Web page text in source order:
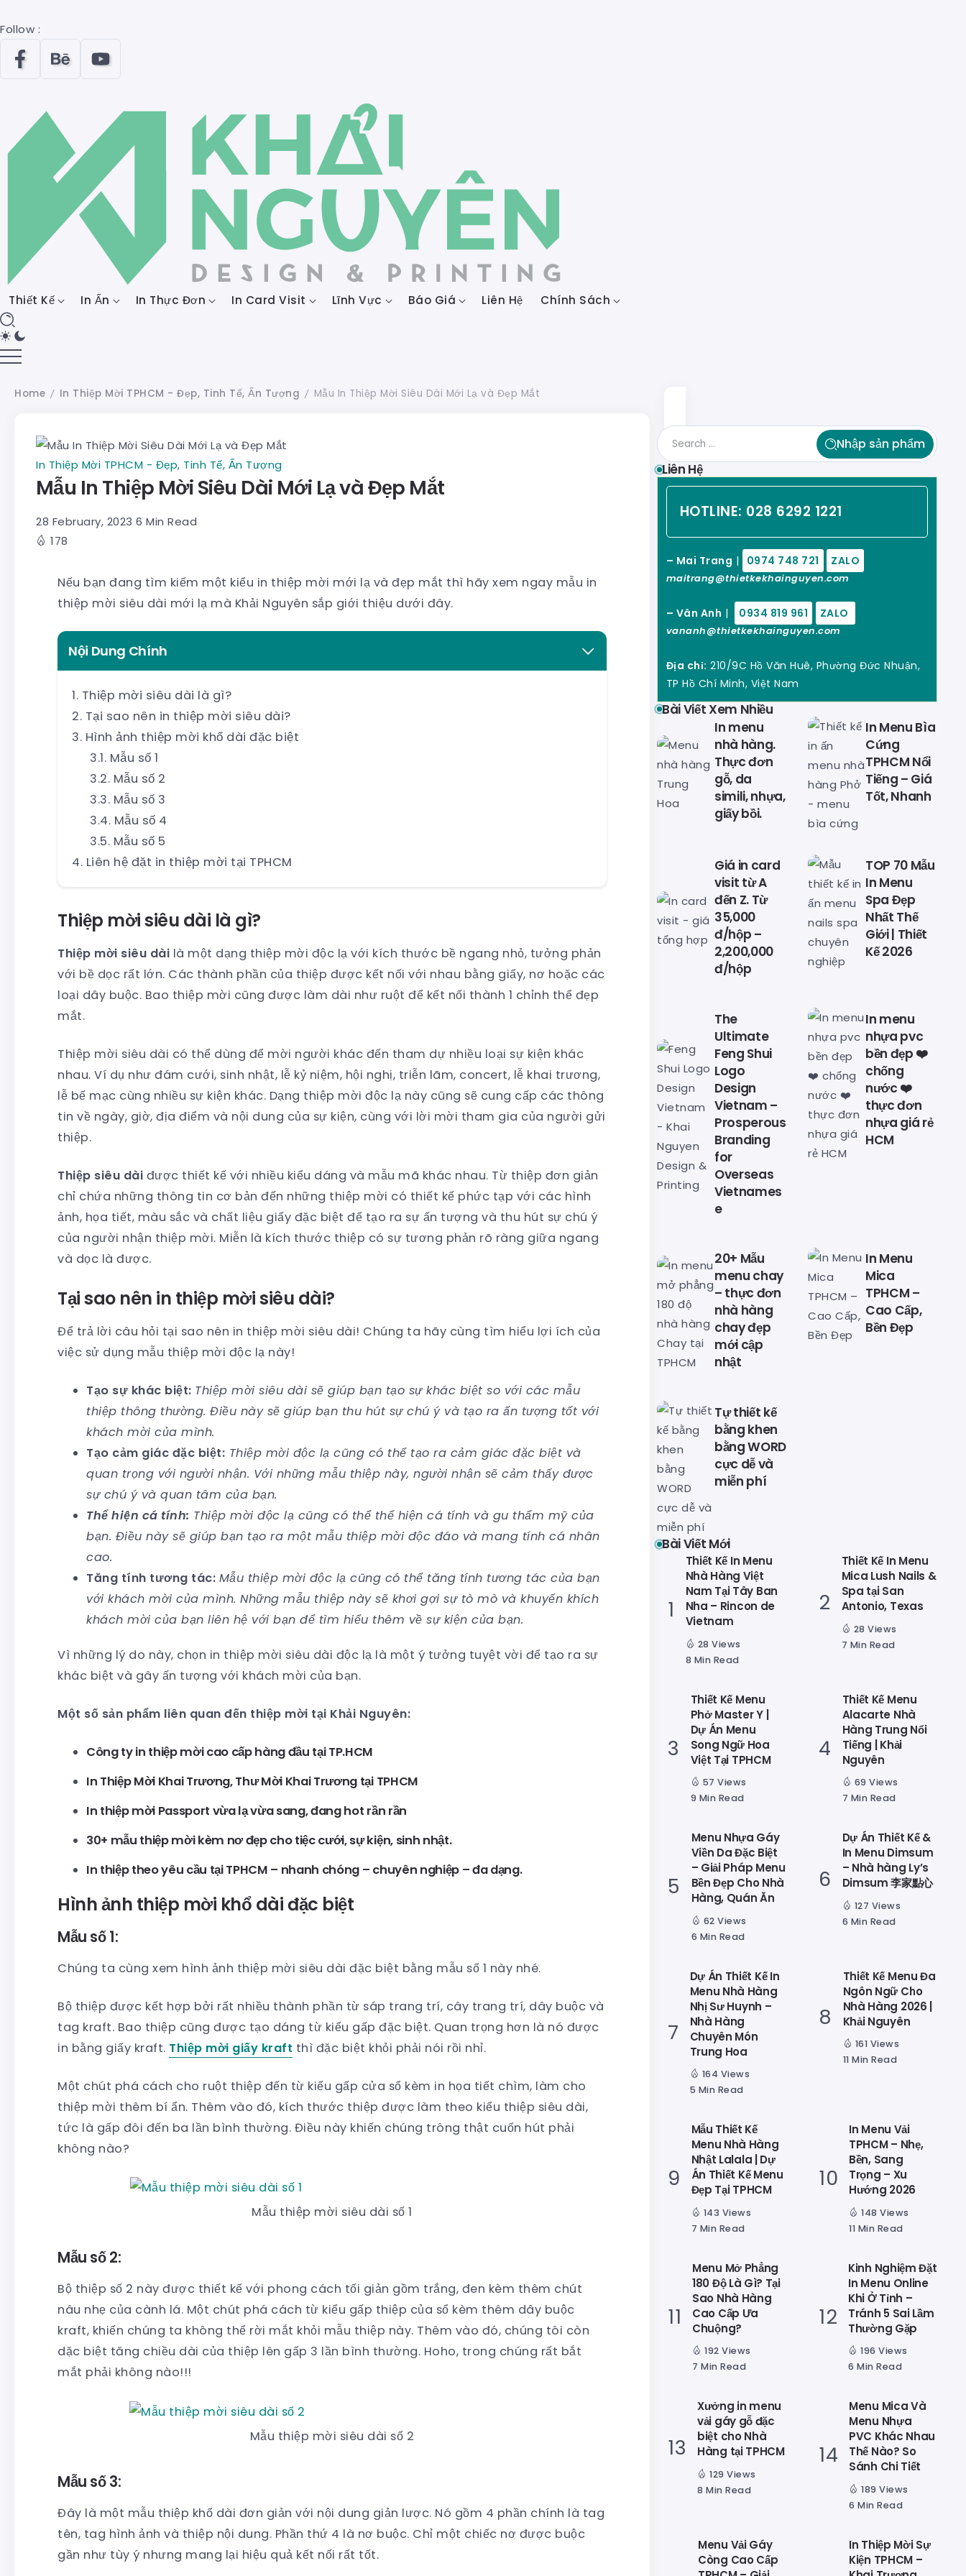
Follow :
Thiết Kế In Ấn In Thực Đơn In Card Visit Lĩnh Vực Báo Giá Liên Hệ Chính Sách
Home / In Thiệp Mời TPHCM - Đẹp, Tinh Tế, Ấn Tượng / Mẫu In Thiệp Mời Siêu Dài Mới Lạ và Đẹp Mắt
In Thiệp Mời TPHCM - Đẹp, Tinh Tế, Ấn Tượng
Mẫu In Thiệp Mời Siêu Dài Mới Lạ và Đẹp Mắt
28 February, 2023 6 Min Read
178
Nếu bạn đang tìm kiếm một kiểu in thiệp mời mới lạ và đẹp mắt thì hãy xem ngay mẫu in
thiệp mời siêu dài mới lạ mà Khải Nguyên sắp giới thiệu dưới đây.
Nội Dung Chính
Thiệp mời siêu dài là gì?
Tại sao nên in thiệp mời siêu dài?
Hình ảnh thiệp mời khổ dài đặc biệt
Mẫu số 1
Mẫu số 2
Mẫu số 3
Mẫu số 4
Mẫu số 5
Liên hệ đặt in thiệp mời tại TPHCM
Thiệp mời siêu dài là gì?
Thiệp mời siêu dài là một dạng thiệp mời độc lạ với kích thước bề ngang nhỏ, tưởng phản
với bề dọc rất lớn. Các thành phần của thiệp được kết nối với nhau bằng giấy, nơ hoặc các
loại dây buộc. Bao thiệp mời cũng được làm dài như ruột để kết nối thành 1 chỉnh thể đẹp
mắt.
Thiệp mời siêu dài có thể dùng để mời người khác đến tham dự nhiều loại sự kiện khác
nhau. Ví dụ như đám cưới, sinh nhật, lễ kỷ niệm, hội nghị, triễn lãm, concert, lễ khai trương,
lễ bế mạc cùng nhiều sự kiện khác. Dạng thiệp mời độc lạ này cũng sẽ cung cấp các thông
tin về ngày, giờ, địa điểm và nội dung của sự kiện, cùng với lời mời tham gia của người gửi
thiệp.
Thiệp siêu dài được thiết kế với nhiều kiểu dáng và mẫu mã khác nhau. Từ thiệp đơn giản
chỉ chứa những thông tin cơ bản đến những thiệp mời có thiết kế phức tạp với các hình
ảnh, họa tiết, màu sắc và chất liệu giấy đặc biệt để tạo ra sự ấn tượng và thu hút sự chú ý
của người nhận thiệp mời. Miễn là kích thước thiệp có sự tương phản rõ ràng giữa ngang
và dọc là được.
Tại sao nên in thiệp mời siêu dài?
Để trả lời câu hỏi tại sao nên in thiệp mời siêu dài! Chúng ta hãy cùng tìm hiểu lợi ích của
việc sử dụng mẫu thiệp mời độc lạ này!
Tạo sự khác biệt: Thiệp mời siêu dài sẽ giúp bạn tạo sự khác biệt so với các mẫu
thiệp thông thường. Điều này sẽ giúp bạn thu hút sự chú ý và tạo ra ấn tượng tốt với
khách mời của mình.
Tạo cảm giác đặc biệt: Thiệp mời độc lạ cũng có thể tạo ra cảm giác đặc biệt và
quan trọng với người nhận. Với những mẫu thiệp này, người nhận sẽ cảm thấy được
sự chú ý và quan tâm của bạn.
Thể hiện cá tính: Thiệp mời độc lạ cũng có thể thể hiện cá tính và gu thẩm mỹ của
bạn. Điều này sẽ giúp bạn tạo ra một mẫu thiệp mời độc đáo và mang tính cá nhân
cao.
Tăng tính tương tác: Mẫu thiệp mời độc lạ cũng có thể tăng tính tương tác của bạn
với khách mời của mình. Những mẫu thiệp này sẽ khơi gợi sự tò mò và khuyến khích
khách mời của bạn liên hệ với bạn để tìm hiểu thêm về sự kiện của bạn.
Vì những lý do này, chọn in thiệp mời siêu dài độc lạ là một ý tưởng tuyệt vời để tạo ra sự
khác biệt và gây ấn tượng với khách mời của bạn.
Một số sản phẩm liên quan đến thiệp mời tại Khải Nguyên:
Công ty in thiệp mời cao cấp hàng đầu tại TP.HCM
In Thiệp Mời Khai Trương, Thư Mời Khai Trương tại TPHCM
In thiệp mời Passport vừa lạ vừa sang, đang hot rần rần
30+ mẫu thiệp mời kèm nơ đẹp cho tiệc cưới, sự kiện, sinh nhật.
In thiệp theo yêu cầu tại TPHCM – nhanh chóng – chuyên nghiệp – đa dạng.
Hình ảnh thiệp mời khổ dài đặc biệt
Mẫu số 1:
Chúng ta cùng xem hình ảnh thiệp mời siêu dài đặc biệt bằng mẫu số 1 này nhé.
Bộ thiệp được kết hợp bởi rất nhiều thành phần từ sáp trang trí, cây trang trí, dây buộc và
tag kraft. Bao thiệp cũng được tạo dáng từ kiểu gấp đặc biệt. Quan trọng hơn là nó được
in bằng giấy kraft. Thiệp mời giấy kraft thì đặc biệt khỏi phải nói rồi nhỉ.
Một chút phá cách cho ruột thiệp đến từ kiểu gấp cửa sổ kèm in họa tiết chìm, làm cho
thiệp mời thêm bí ẩn. Thêm vào đó, kích thước thiệp được làm theo kiểu thiệp siêu dài,
tức là gấp đôi đến ba lần bình thường. Điều này khiến chúng trông thật cuốn hút phải
không nào?
Mẫu thiệp mời siêu dài số 1
Mẫu số 2:
Bộ thiệp số 2 này được thiết kế với phong cách tối giản gồm trắng, đen kèm thêm chút
nâu nhẹ của cành lá. Một chút phá cách từ kiểu gấp thiệp của sổ kèm thêm dây buộc
kraft, khiến chúng ta không thể rời mắt khỏi mẫu thiệp này. Thêm vào đó, chúng tôi còn
dặc biệt tăng chiều dài của thiệp lên gấp 3 lần bình thường. Hoho, trong chúng rất bắt
mắt phải không nào!!!
Mẫu thiệp mời siêu dài số 2
Mẫu số 3:
Đây là một mẫu thiệp khổ dài đơn giản với nội dung giản lược. Nó gồm 4 phần chính là tag
tên, tag hình ảnh và thiệp nội dung. Phần thứ 4 là nơ buộc. Chỉ một chiếc nơ được buộc
gần như tùy ý nhưng mang lại hiệu quả kết nối rất tốt.
Nhập sản phẩm
Liên Hệ
HOTLINE: 028 6292 1221
– Mai Trang | 0974 748 721 ZALO
maitrang@thietkekhainguyen.com
– Vân Anh | 0934 819 961 ZALO
vananh@thietkekhainguyen.com
Địa chỉ: 210/9C Hồ Văn Huê, Phường Đức Nhuận,
TP Hồ Chí Minh, Việt Nam
Bài Viết Xem Nhiều
In menu
nhà hàng.
Thực đơn
gỗ, da
simili, nhựa,
giấy bồi.
In Menu Bìa
Cứng
TPHCM Nổi
Tiếng – Giá
Tốt, Nhanh
Giá in card
visit từ A
đến Z. Từ
35,000
đ/hộp –
2,200,000
đ/hộp
TOP 70 Mẫu
In Menu
Spa Đẹp
Nhất Thế
Giới | Thiết
Kế 2026
The
Ultimate
Feng Shui
Logo
Design
Vietnam –
Prosperous
Branding
for
Overseas
Vietnames
e
In menu
nhựa pvc
bền đẹp ❤️
chống
nước ❤️
thực đơn
nhựa giá rẻ
HCM
20+ Mẫu
menu chay
– thực đơn
nhà hàng
chay đẹp
mới cập
nhật
In Menu
Mica
TPHCM –
Cao Cấp,
Bền Đẹp
Tự thiết kế
bằng khen
bằng WORD
cực dễ và
miễn phí
Bài Viết Mới
Thiết Kế In Menu
Nhà Hàng Việt
Nam Tại Tây Ban
Nha – Rincon de
Vietnam
28 Views
8 Min Read
Thiết Kế In Menu
Mica Lush Nails &
Spa tại San
Antonio, Texas
28 Views
7 Min Read
Thiết Kế Menu
Phở Master Y |
Dự Án Menu
Song Ngữ Hoa
Việt Tại TPHCM
57 Views
9 Min Read
Thiết Kế Menu
Alacarte Nhà
Hàng Trung Nổi
Tiếng | Khải
Nguyên
69 Views
7 Min Read
Menu Nhựa Gáy
Viền Da Đặc Biệt
– Giải Pháp Menu
Bền Đẹp Cho Nhà
Hàng, Quán Ăn
62 Views
6 Min Read
Dự Án Thiết Kế &
In Menu Dimsum
– Nhà hàng Ly’s
Dimsum 李家點心
127 Views
6 Min Read
Dự Án Thiết Kế In
Menu Nhà Hàng
Nhị Sư Huynh –
Nhà Hàng
Chuyên Món
Trung Hoa
164 Views
5 Min Read
Thiết Kế Menu Đa
Ngôn Ngữ Cho
Nhà Hàng 2026 |
Khải Nguyên
161 Views
11 Min Read
Mẫu Thiết Kế
Menu Nhà Hàng
Nhật Lalala | Dự
Án Thiết Kế Menu
Đẹp Tại TPHCM
143 Views
7 Min Read
In Menu Vải
TPHCM – Nhẹ,
Bền, Sang
Trọng – Xu
Hướng 2026
148 Views
11 Min Read
Menu Mở Phẳng
180 Độ Là Gì? Tại
Sao Nhà Hàng
Cao Cấp Ưa
Chuộng?
192 Views
7 Min Read
Kinh Nghiệm Đặt
In Menu Online
Khi Ở Tỉnh –
Tránh 5 Sai Lầm
Thường Gặp
196 Views
6 Min Read
Xưởng in menu
vải gáy gỗ đặc
biệt cho Nhà
Hàng tại TPHCM
129 Views
8 Min Read
Menu Mica Và
Menu Nhựa
PVC Khác Nhau
Thế Nào? So
Sánh Chi Tiết
189 Views
6 Min Read
Menu Vải Gáy
Còng Cao Cấp
In Thiệp Mời Sự
Kiện TPHCM –